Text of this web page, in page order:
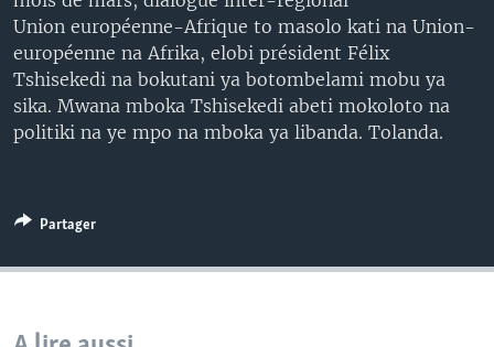
SÉCURITÉ
SCIENCE/TECHNOLOGIE
SPORTS
Union européenne-Afrique to masolo kati na Union-
européenne na Afrika, elobi président Félix
Tshisekedi na bokutani ya botombelami mobu ya
sika. Mwana mboka Tshisekedi abeti mokoloto na
politiki na ye mpo na mboka ya libanda. Tolanda.
Partager